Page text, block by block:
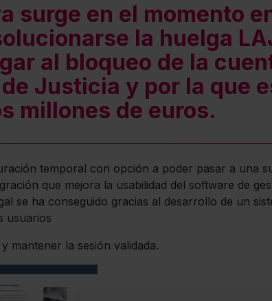
surge en el momento
la huelga
al bloqueo de la
Justicia y por la que
millones de euros.
temporal con opción a poder pasar a una
que mejora la usabilidad del software de
se ha conseguido gracias al desarrollo de un
usuarios
mantener la sesión validada.